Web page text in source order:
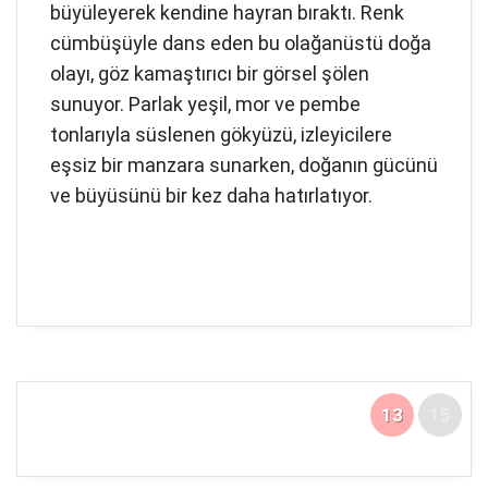
büyüleyerek kendine hayran bıraktı. Renk
cümbüşüyle dans eden bu olağanüstü doğa
olayı, göz kamaştırıcı bir görsel şölen
sunuyor. Parlak yeşil, mor ve pembe
tonlarıyla süslenen gökyüzü, izleyicilere
eşsiz bir manzara sunarken, doğanın gücünü
ve büyüsünü bir kez daha hatırlatıyor.
13